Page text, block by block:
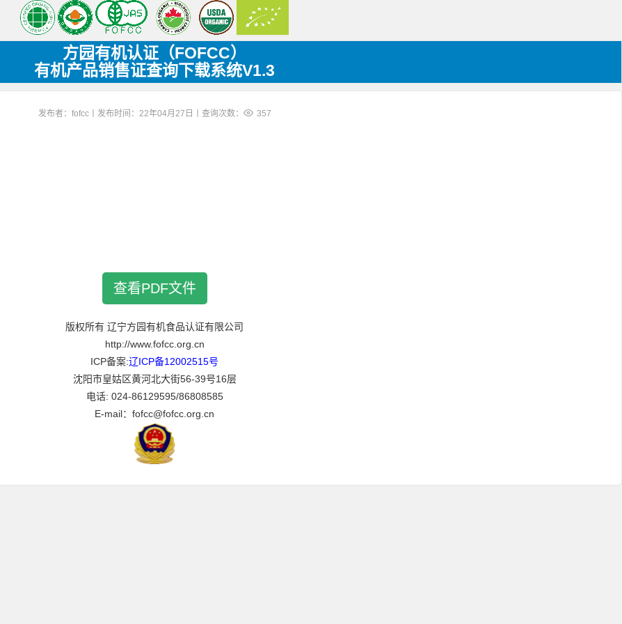
方园有机认证（FOFCC）
有机产品销售证查询下载系统V1.3
发布者：fofcc丨发布时间：22年04月27日丨查询次数： 357
查看PDF文件
版权所有 辽宁方园有机食品认证有限公司
http://www.fofcc.org.cn
ICP备案:辽ICP备12002515号
沈阳市皇姑区黄河北大街56-39号16层
电话: 024-86129595/86808585
E-mail：fofcc@fofcc.org.cn